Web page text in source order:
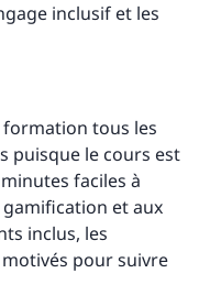
inclusif et les
tous les
puisque le cours est
faciles à
et aux
inclus, les
pour suivre